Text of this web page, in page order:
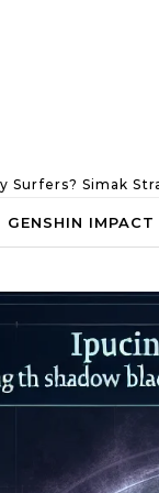
Surfers? Simak
GENSHIN IMPACT